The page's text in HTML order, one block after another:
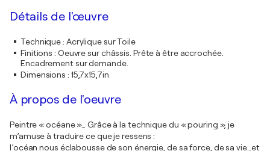
Détails de l'œuvre
Technique: Acrylique sur Toile
Finitions : Oeuvre sur châssis. Prête à être accrochée.
Encadrement sur demande.
Dimensions : 15,7x15,7in
À propos de l'oeuvre
Peintre « océane »… Grâce à la technique du « pouring », je
m’amuse à traduire ce que je ressens :
l’océan nous éclabousse de son énergie, de sa force, de sa vie…et